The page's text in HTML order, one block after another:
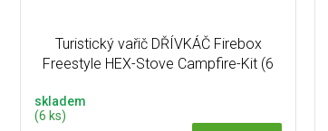
Turistický vařič DŘÍVKÁČ Firebox
Freestyle HEX-Stove Campfire-Kit (6
skladem
(6 ks)